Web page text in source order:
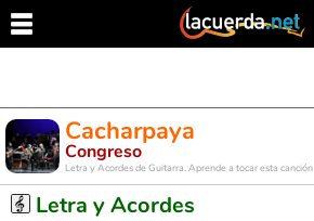
Cacharpaya
Congreso
Letra y Acordes de Guitarra. Aprende a tocar esta canción
Letra y Acordes